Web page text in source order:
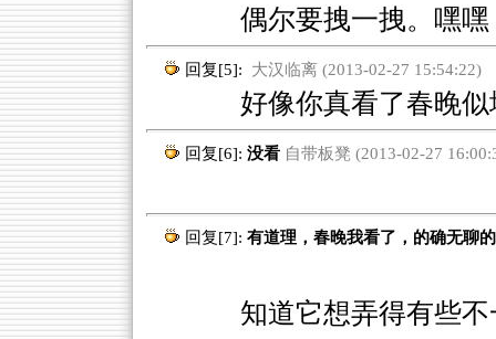
偶尔要拽一拽。嘿嘿
回复[5]: 大汉临离 (2013-02-27 15:54:22)
好像你真看了春晚
回复[6]: 没看 自带板凳 (2013-02-27
回复[7]: 有道理，春晚我看了，的确无聊
知道它想弄得有些